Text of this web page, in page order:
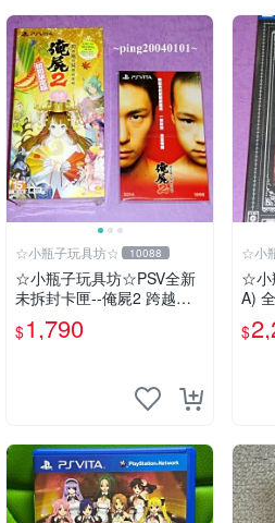
☆小瓶子玩具坊☆ 10088
☆小瓶子玩具坊☆PSV全新
未拆封卡匣--俺屍2 跨越俺
的屍體前進吧 限定版 (中文
版)+特典--漫畫特輯
$1,790
☆小
☆小
A)
度
$